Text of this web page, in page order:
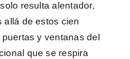
resulta alentador,
allá de estos cien
y ventanas del
que se respira